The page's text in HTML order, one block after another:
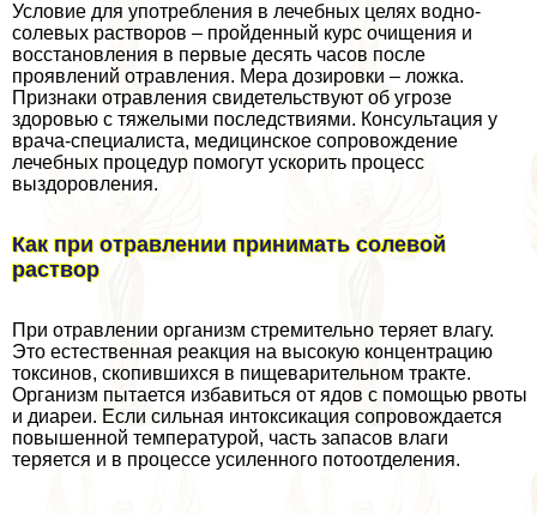
Условие для употрeбления в лечебных целях водно-
солевых растворов – пройденный курс очищения и
восстановления в первые десять часов после
проявлений отравления. Мера дозировки – ложка.
Признаки отравления свидетельствуют об угрозе
здоровью с тяжелыми последствиями. Консультация у
врача-специалиста, медицинское сопровождение
лечебных процедур помогут ускорить процесс
выздоровления.
Как при отравлении принимать солевой
раствор
При отравлении организм стремительно теряет влагу.
Это естественная реакция на высокую концентрацию
токсинов, скопившихся в пищеварительном тpaкте.
Организм пытается избавиться от ядов с помощью рвоты
и диареи. Если сильная интоксикация сопровождается
повышенной температурой, часть запасов влаги
теряется и в процессе усиленного потоотделения.